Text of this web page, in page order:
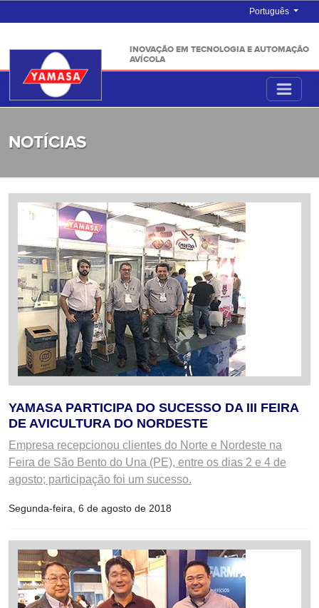
Português
INOVAÇÃO EM TECNOLOGIA E AUTOMAÇÃO
AVÍCOLA
NOTÍCIAS
YAMASA PARTICIPA DO SUCESSO DA III FEIRA
DE AVICULTURA DO NORDESTE
Empresa recepcionou clientes do Norte e Nordeste na
Feira de São Bento do Una (PE), entre os dias 2 e 4 de
agosto; participação foi um sucesso.
Segunda-feira, 6 de agosto de 2018